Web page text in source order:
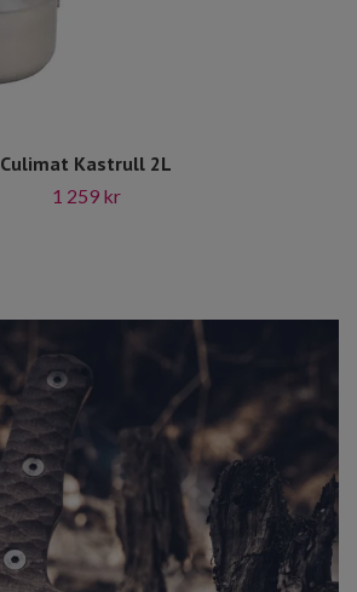
Culimat Kastrull 2L
1 259 kr